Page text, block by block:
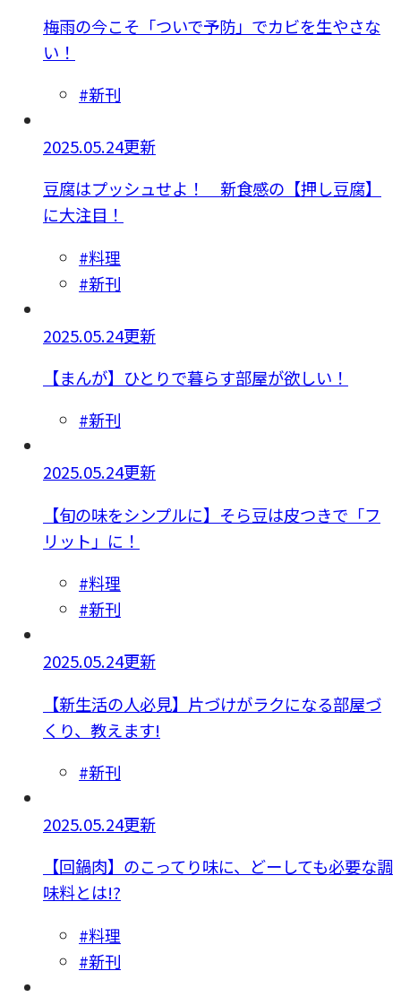
梅雨の今こそ「ついで予防」でカビを生やさな
い！
#新刊
2025.05.24更新
豆腐はプッシュせよ！ 新食感の【押し豆腐】
に大注目！
#料理
#新刊
2025.05.24更新
【まんが】ひとりで暮らす部屋が欲しい！
#新刊
2025.05.24更新
【旬の味をシンプルに】そら豆は皮つきで「フ
リット」に！
#料理
#新刊
2025.05.24更新
【新生活の人必見】片づけがラクになる部屋づ
くり、教えます!
#新刊
2025.05.24更新
【回鍋肉】のこってり味に、どーしても必要な調
味料とは!?
#料理
#新刊